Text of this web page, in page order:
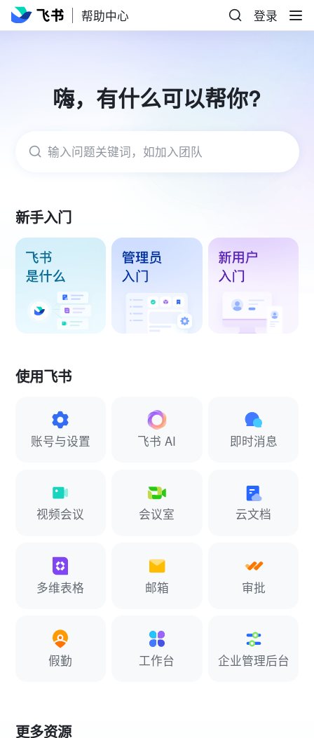
帮助中心 登录
嗨，有什么可以帮你?
输入问题关键词，如加入团队
新手入门
使用飞书
账号与设置 飞书 AI 即时消息
视频会议 会议室 云文档
多维表格 邮箱 审批
假勤 工作台 企业管理后台
更多资源